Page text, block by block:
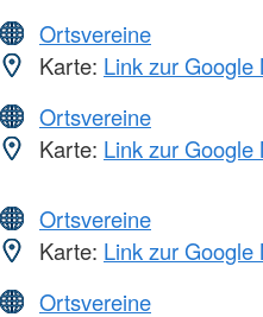
Ortsvereine
Karte: Link zur Google
Ortsvereine
Karte: Link zur Google
Ortsvereine
Karte: Link zur Google
Ortsvereine